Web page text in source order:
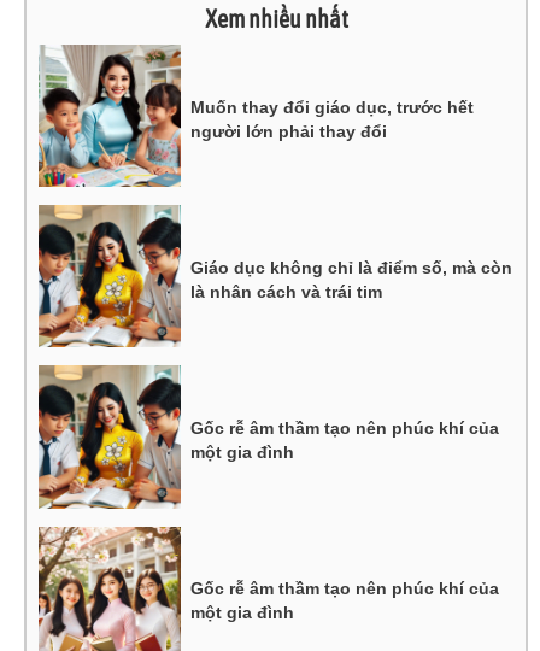
Xem nhiều nhất
Muốn thay đổi giáo dục, trước hết
người lớn phải thay đổi
Giáo dục không chỉ là điểm số, mà còn
là nhân cách và trái tim
Gốc rễ âm thầm tạo nên phúc khí của
một gia đình
Gốc rễ âm thầm tạo nên phúc khí của
một gia đình